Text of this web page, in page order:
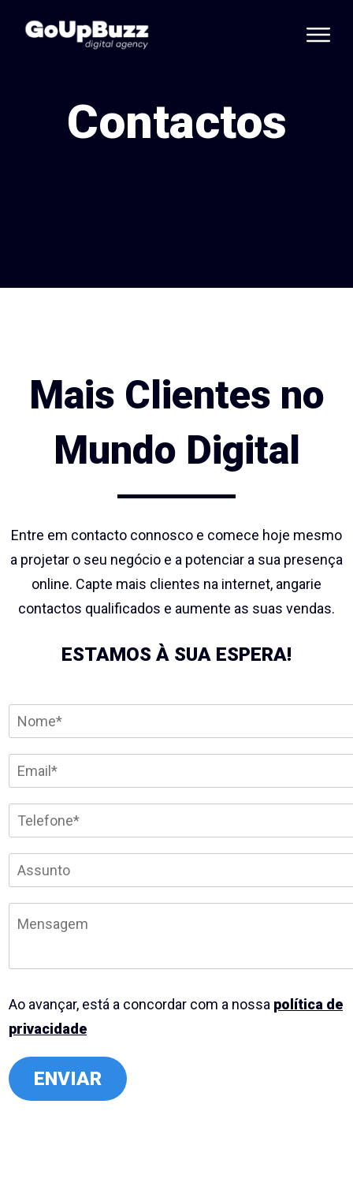
Contactos
Mais Clientes no
Mundo Digital
Entre em contacto connosco e comece hoje mesmo
a projetar o seu negócio e a potenciar a sua presença
online. Capte mais clientes na internet, angarie
contactos qualificados e aumente as suas vendas.
ESTAMOS À SUA ESPERA!
Ao avançar, está a concordar com a nossa política de
privacidade